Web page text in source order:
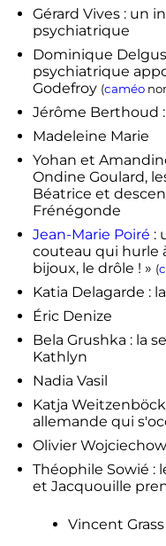
Gérard Vives : un
psychiatrique
Dominique
psychiatrique
Godefroy (caméo
Jérôme Berthoud
Madeleine Marie
Yohan et
Ondine Goulard,
Béatrice et
Frénégonde
Jean-Marie Poiré : un paysan armé d'un
couteau qui hurle
bijoux, le drôle ! » (
Katia Delagarde :
Éric Denize
Bela Grushka : la
Kathlyn
Nadia Vasil
Katja
allemande qui
Olivier
Théophile Sowié :
et Jacquouille
Vincent Grass